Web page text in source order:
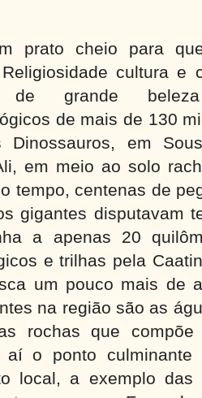
prato cheio para
cultura e
de grande
de mais de 130
Dinossauros, em
em meio ao solo
tempo, centenas de
gigantes disputavam
a apenas 20
e trilhas pela
um pouco mais de
na região são as
rochas que
aí o ponto
local, a exemplo